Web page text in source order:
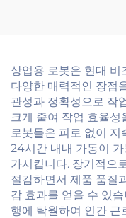
상업용 로봇은 현대
다양한 매력적인 장점
관성과 정확성으로 작
크게 줄여 작업 효율
로봇들은 피로 없이 지
24시간 내내 가동이
가시킵니다. 장기적으
절감하면서 제품 품질
감 효과를 얻을 수 있
행에 탁월하여 인간